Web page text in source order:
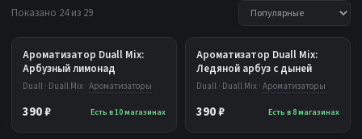
Показано 24 из 29
Ароматизатор Duall Mix:
Арбузный лимонад
Duall · Duall Mix · Ароматизаторы
390 ₽ Есть в 10 магазинах
Ароматизатор Duall Mix:
Ледяной арбуз с дыней
Duall · Duall Mix · Ароматизаторы
390 ₽ Есть в 8 магазинах